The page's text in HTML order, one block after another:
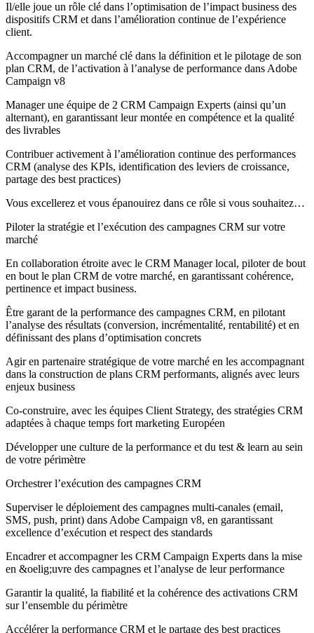
Il/elle joue un rôle clé dans l’optimisation de l’impact business des
dispositifs CRM et dans l’amélioration continue de l’expérience
client.
Accompagner un marché clé dans la définition et le pilotage de son
plan CRM, de l’activation à l’analyse de performance dans Adobe
Campaign v8
Manager une équipe de 2 CRM Campaign Experts (ainsi qu’un
alternant), en garantissant leur montée en compétence et la qualité
des livrables
Contribuer activement à l’amélioration continue des performances
CRM (analyse des KPIs, identification des leviers de croissance,
partage des best practices)
Vous excellerez et vous épanouirez dans ce rôle si vous souhaitez…
Piloter la stratégie et l’exécution des campagnes CRM sur votre
marché
En collaboration étroite avec le CRM Manager local, piloter de bout
en bout le plan CRM de votre marché, en garantissant cohérence,
pertinence et impact business.
Être garant de la performance des campagnes CRM, en pilotant
l’analyse des résultats (conversion, incrémentalité, rentabilité) et en
définissant des plans d’optimisation concrets
Agir en partenaire stratégique de votre marché en les accompagnant
dans la construction de plans CRM performants, alignés avec leurs
enjeux business
Co-construire, avec les équipes Client Strategy, des stratégies CRM
adaptées à chaque temps fort marketing Européen
Développer une culture de la performance et du test & learn au sein
de votre périmètre
Orchestrer l’exécution des campagnes CRM
Superviser le déploiement des campagnes multi-canales (email,
SMS, push, print) dans Adobe Campaign v8, en garantissant
excellence d’exécution et respect des standards
Encadrer et accompagner les CRM Campaign Experts dans la mise
en &oelig;uvre des campagnes et l’analyse de leur performance
Garantir la qualité, la fiabilité et la cohérence des activations CRM
sur l’ensemble du périmètre
Accélérer la performance CRM et le partage des best practices